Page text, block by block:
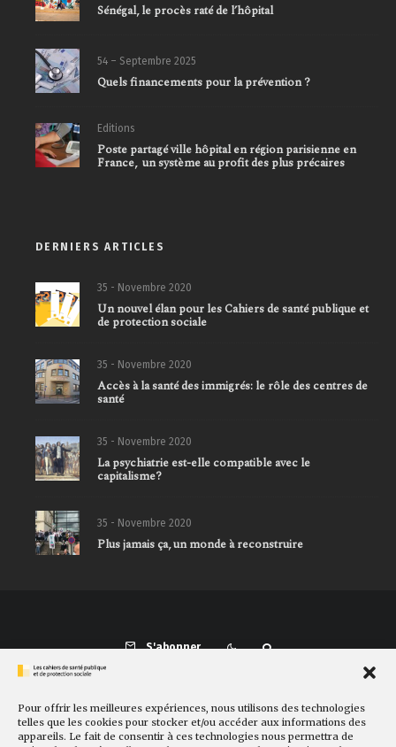
Pour offrir les meilleures expériences, nous utilisons des technologies
telles que les cookies pour stocker et/ou accéder aux informations des
appareils. Le fait de consentir à ces technologies nous permettra de
Sénégal, le procès raté de l’hôpital
54 – Septembre 2025
Quels financements pour la prévention ?
Editions
Poste partagé ville hôpital en région parisienne en
France, un système au profit des plus précaires
DERNIERS ARTICLES
35 - Novembre 2020
Un nouvel élan pour les Cahiers de santé publique et
de protection sociale
35 - Novembre 2020
Accès à la santé des immigrés: le rôle des centres de
santé
35 - Novembre 2020
La psychiatrie est-elle compatible avec le
capitalisme?
35 - Novembre 2020
Plus jamais ça, un monde à reconstruire
S'abonner
Présentation Comité de rédaction Sites amis Contact